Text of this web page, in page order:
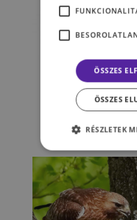
– Miként
konfliktushoz?
TARKOVÁCS CECÍLIA
ÖSSZES
ÖSSZES
RÉSZLETEK